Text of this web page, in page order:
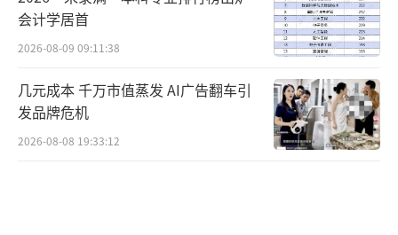
会计学居首
2026-08-09 09:11:38
几元成本 千万市值蒸发 AI广告翻车引
发品牌危机
2026-08-08 19:33:12